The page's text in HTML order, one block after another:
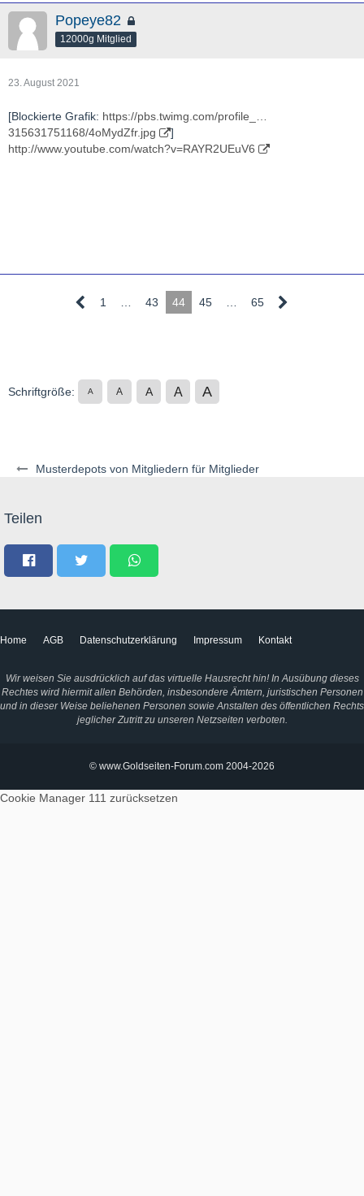
Musterdepots von Mitgliedern für Mitglieder
Popeye82
12000g Mitglied
23. August 2021
[Blockierte Grafik: https://pbs.twimg.com/profile_…
315631751168/4oMydZfr.jpg
]
http://www.youtube.com/watch?v=RAYR2UEuV6
1 43 44 45 65
Schriftgröße: A A A A A
Teilen
Home AGB Datenschutzerklärung Impressum Kontakt
Wir weisen Sie ausdrücklich auf das virtuelle Hausrecht hin! In Ausübung dieses
Rechtes wird hiermit allen Behörden, insbesondere Ämtern, juristischen Personen
und in dieser Weise beliehenen Personen sowie Anstalten des öffentlichen Rechts
jeglicher Zutritt zu unseren Netzseiten verboten.
© www.Goldseiten-Forum.com 2004-2026
Cookie Manager 111 zurücksetzen